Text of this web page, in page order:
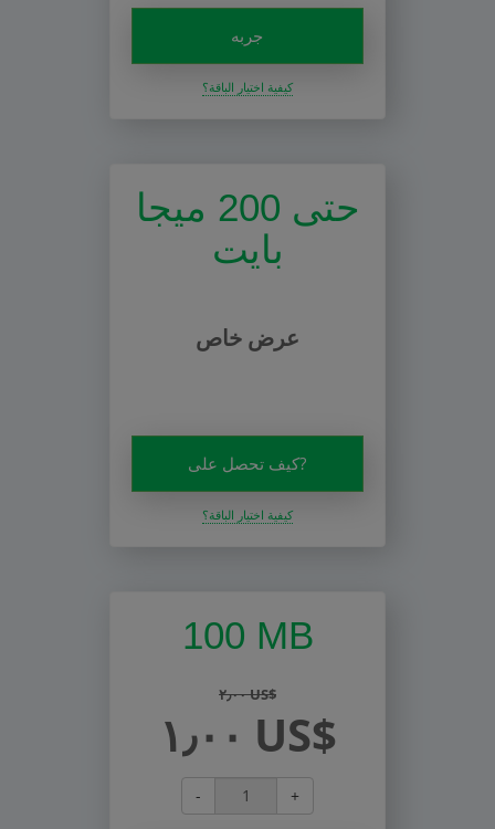
جربه
كيفية اختيار الباقة؟
حتى 200 ميجا
بايت
عرض خاص
كيف تحصل على?
كيفية اختيار الباقة؟
100 MB
٢٫٠٠ US$
١٫٠٠ US$
- +